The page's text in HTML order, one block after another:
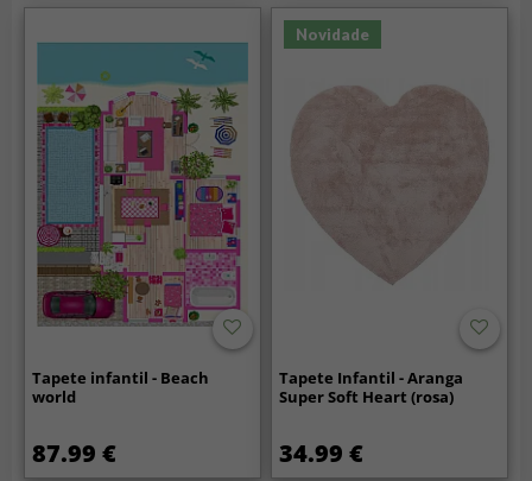
Tapete infantil - Beach
world
87.99 €
Novidade
Tapete Infantil - Aranga
Super Soft Heart (rosa)
34.99 €